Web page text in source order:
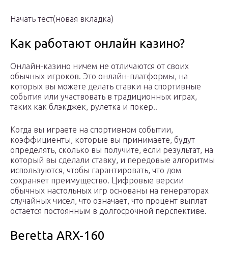
Начать тест(новая вкладка)
Как работают онлайн казино?
Онлайн-казино ничем не отличаются от своих
обычных игроков. Это онлайн-платформы, на
которых вы можете делать ставки на спортивные
события или участвовать в традиционных играх,
таких как блэкджек, рулетка и покер..
Когда вы играете на спортивном событии,
коэффициенты, которые вы принимаете, будут
определять, сколько вы получите, если результат, на
который вы сделали ставку, и передовые алгоритмы
используются, чтобы гарантировать, что дом
сохраняет преимущество. Цифровые версии
обычных настольных игр основаны на генераторах
случайных чисел, что означает, что процент выплат
остается постоянным в долгосрочной перспективе.
Beretta ARX-160